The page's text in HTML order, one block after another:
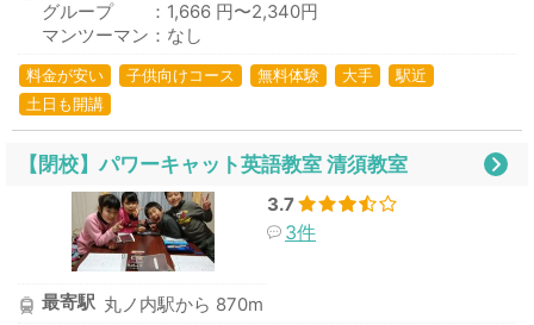
グループ ：1,666 円〜2,340円
マンツーマン：なし
料金が安い 子供向けコース 無料体験 大手
駅近
土日も開講
【閉校】パワーキャット英語教室 清須教室
3.7
3件
最寄駅 丸ノ内駅から 870m